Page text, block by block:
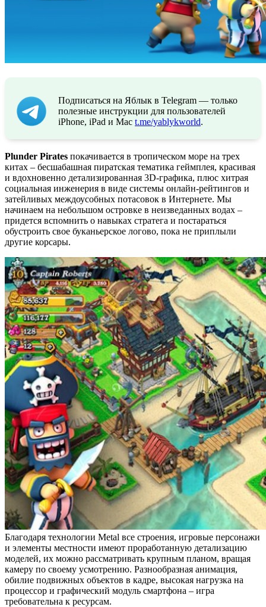
Подписаться на Яблык в Telegram — только
полезные инструкции для пользователей
iPhone, iPad и Mac t.me/yablykworld.
Plunder Pirates покачивается в тропическом море на трех
китах – бесшабашная пиратская тематика геймплея, красивая
и вдохновенно детализированная 3D-графика, плюс хитрая
социальная инженерия в виде системы онлайн-рейтингов и
затейливых междоусобных потасовок в Интернете. Мы
начинаем на небольшом островке в неизведанных водах –
придется вспомнить о навыках стратега и постараться
обустроить свое буканьерское логово, пока не приплыли
другие корсары.
Благодаря технологии Metal все строения, игровые персонажи
и элементы местности имеют проработанную детализацию
моделей, их можно рассматривать крупным планом, вращая
камеру по своему усмотрению. Разнообразная анимация,
обилие подвижных объектов в кадре, высокая нагрузка на
процессор и графический модуль смартфона – игра
требовательна к ресурсам.